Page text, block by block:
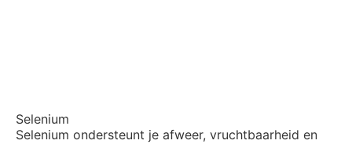
Selenium
Selenium ondersteunt je afweer, vruchtbaarheid en